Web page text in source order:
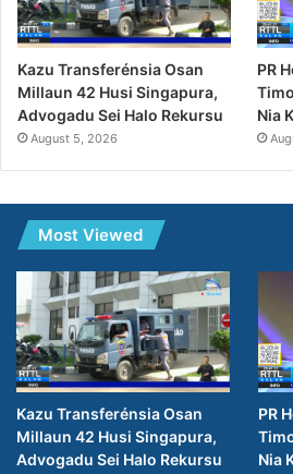
Kazu Transferénsia Osan
Millaun 42 Husi Singapura,
Advogadu Sei Halo Rekursu
August 5, 2026
PR
Nia
Most Viewed
Kazu Transferénsia Osan
Millaun 42 Husi Singapura,
Advogadu Sei Halo Rekursu
PR
Nia